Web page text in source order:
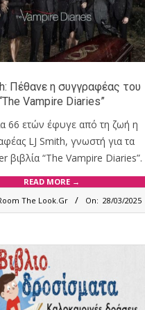
Πέθανε η συγγραφέας του
Vampire Diaries”
66 ετών έφυγε από τη ζωή η
LJ Smith, γνωστή για τα
βιβλία “The Vampire Diaries”.
READ MORE →
The Look.Gr On: 28/03/2025